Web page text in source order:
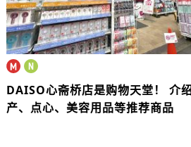
DAISO心斋桥店是购物天堂！介
产、点心、美容用品等推荐商品